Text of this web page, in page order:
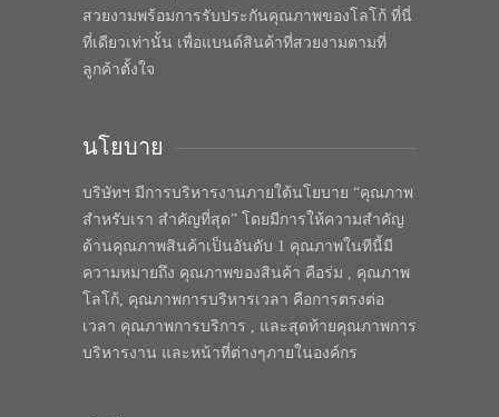
สวยงามพร้อมการรับประกันคุณภาพของโลโก้ ที่นี่
ที่เดียวเท่านั้น เพื่อแบนด์สินค้าที่สวยงามตามที่
ลูกค้าตั้งใจ
นโยบาย
บริษัทฯ มีการบริหารงานภายใต้นโยบาย “คุณภาพ
สำหรับเรา สำคัญที่สุด” โดยมีการให้ความสำคัญ
ด้านคุณภาพสินค้าเป็นอันดับ 1 คุณภาพในทีนี้มี
ความหมายถึง คุณภาพของสินค้า คือร่ม , คุณภาพ
โลโก้, คุณภาพการบริหารเวลา คือการตรงต่อ
เวลา คุณภาพการบริการ , และสุดท้ายคุณภาพการ
บริหารงาน และหน้าที่ต่างๆภายในองค์กร